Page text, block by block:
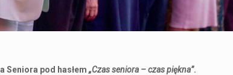
Seniora pod hasłem„Czas seniora – czas piękna”.